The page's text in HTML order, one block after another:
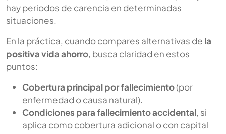
hay periodos de carencia en determinadas
situaciones.
En la práctica, cuando compares alternativas de la
positiva vida ahorro, busca claridad en estos
puntos:
Cobertura principal por fallecimiento(por
enfermedad o causa natural).
Condiciones para fallecimiento accidental, si
aplica como cobertura adicional o con capital